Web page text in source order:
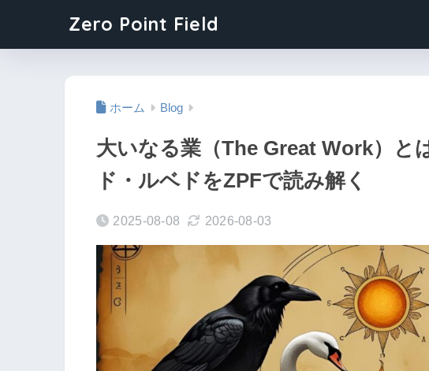
Zero Point Field
ホーム Blog
大いなる業（The Great Work）と
ド・ルベドをZPFで読み解く
2025-08-08 2026-08-03